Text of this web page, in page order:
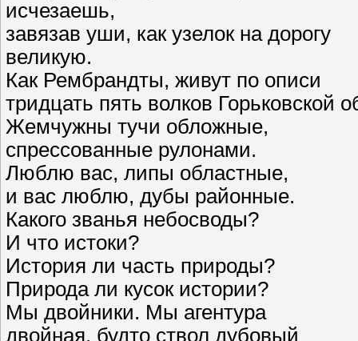
исчезаешь,
завязав уши, как узелок на дорогу
великую.
Как Рембрандты, живут по описи
тридцать пять волков Горьковской
Жемчужны тучи обложные,
спрессованные рулонами.
Люблю вас, липы областные,
и вас люблю, дубы районные.
Какого званья небосводы?
И что истоки?
История ли часть природы?
Природа ли кусок истории?
Мы двойники. Мы агентура
двойная, будто ствол дубовый